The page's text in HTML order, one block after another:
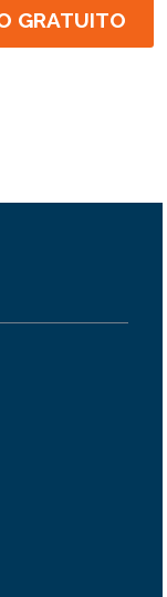
GRATUITO